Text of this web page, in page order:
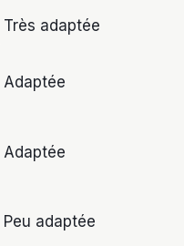
Très adaptée
Adaptée
Adaptée
Peu adaptée